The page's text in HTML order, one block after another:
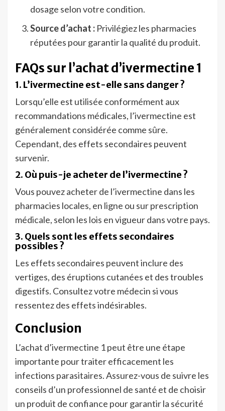
dosage selon votre condition.
Source d’achat : Privilégiez les pharmacies
réputées pour garantir la qualité du produit.
FAQs sur l’achat d’ivermectine 1
1. L’ivermectine est-elle sans danger ?
Lorsqu’elle est utilisée conformément aux
recommandations médicales, l’ivermectine est
généralement considérée comme sûre.
Cependant, des effets secondaires peuvent
survenir.
2. Où puis-je acheter de l’ivermectine ?
Vous pouvez acheter de l’ivermectine dans les
pharmacies locales, en ligne ou sur prescription
médicale, selon les lois en vigueur dans votre pays.
3. Quels sont les effets secondaires
possibles ?
Les effets secondaires peuvent inclure des
vertiges, des éruptions cutanées et des troubles
digestifs. Consultez votre médecin si vous
ressentez des effets indésirables.
Conclusion
L’achat d’ivermectine 1 peut être une étape
importante pour traiter efficacement les
infections parasitaires. Assurez-vous de suivre les
conseils d’un professionnel de santé et de choisir
un produit de confiance pour garantir la sécurité